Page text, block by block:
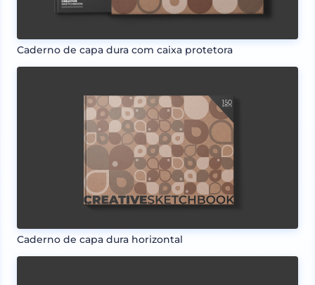
Caderno de capa dura com caixa protetora
Caderno de capa dura horizontal